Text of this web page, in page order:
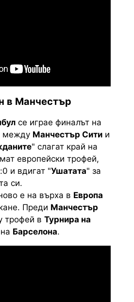
в Манчестър
се играе финалът на
между Манчестър Сити и
" слагат край на
европейски трофей,
и вдигат "Ушатата" за
си.
е на върха в Европа
Преди Манчестър
трофей в Турнира на
Барселона.